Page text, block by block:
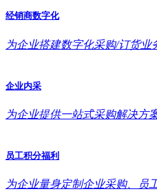
经销商数字化
为企业搭建数字化采购/订货业
企业内采
为企业提供一站式采购解决方
员工积分福利
为企业量身定制企业采购、员